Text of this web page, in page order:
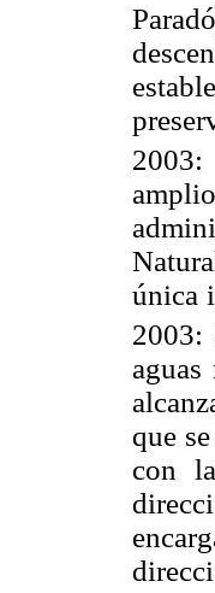
única
2003:
que
con